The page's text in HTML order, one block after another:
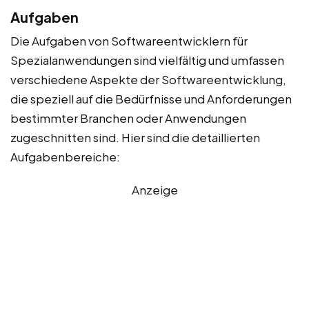
Aufgaben
Die Aufgaben von Softwareentwicklern für
Spezialanwendungen sind vielfältig und umfassen
verschiedene Aspekte der Softwareentwicklung,
die speziell auf die Bedürfnisse und Anforderungen
bestimmter Branchen oder Anwendungen
zugeschnitten sind. Hier sind die detaillierten
Aufgabenbereiche:
Anzeige